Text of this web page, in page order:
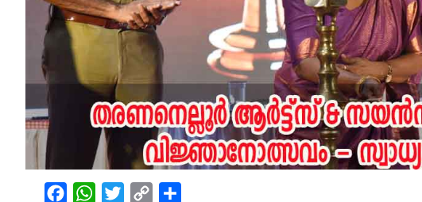
FacebookWhatsAppTwitterCopy